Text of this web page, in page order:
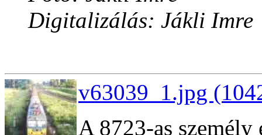
Digitalizálás: Jákli Imre
v63039_1.jpg
A 8723-as